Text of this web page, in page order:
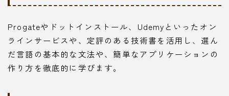
Progateやドットインストール、Udemyといったオン
ラインサービスや、定評のある技術書を活用し、選ん
だ言語の基本的な文法や、簡単なアプリケーションの
作り方を徹底的に学びます。